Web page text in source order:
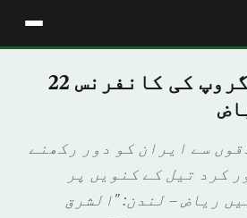
شامی مخالف گروپ کی کانفرنس 22
سے ایران کو دور رکھنے
کرد تیل کے کنویں پر
رياض – لندن: "الشرق